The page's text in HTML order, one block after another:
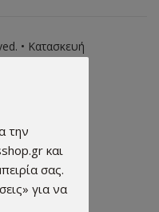
• Κατασκευή
την
και
σας.
για να